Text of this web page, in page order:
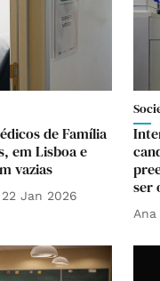
de Família
em Lisboa e
vazias
22 Jan 2026
ser